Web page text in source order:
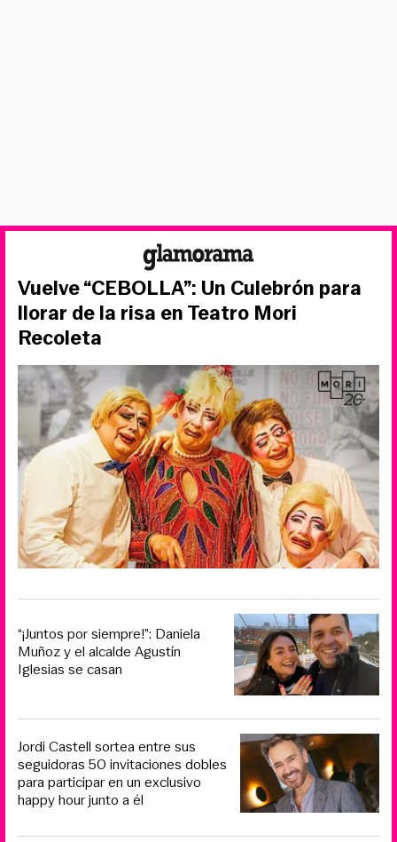
Vuelve “CEBOLLA”: Un Culebrón para
llorar de la risa en Teatro Mori
Recoleta
“¡Juntos por siempre!”: Daniela
Muñoz y el alcalde Agustín
Iglesias se casan
Jordi Castell sortea entre sus
seguidoras 50 invitaciones dobles
para participar en un exclusivo
happy hour junto a él